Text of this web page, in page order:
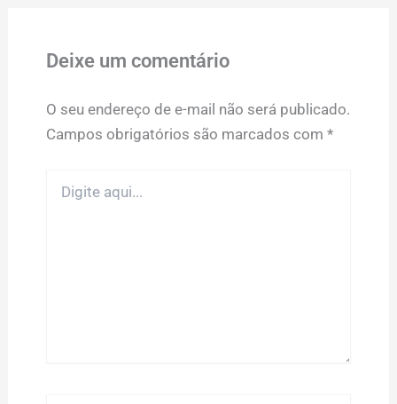
Deixe um comentário
O seu endereço de e-mail não será publicado.
Campos obrigatórios são marcados com *
aqui...